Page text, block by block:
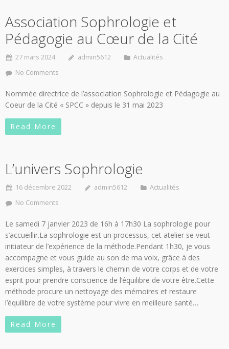
Association Sophrologie et
Pédagogie au Cœur de la Cité
27 mars 2024 admin5612
Actualités
No Comments
Nommée directrice de l’association Sophrologie et Pédagogie au
Coeur de la Cité « SPCC » depuis le 31 mai 2023
Read More
L’univers Sophrologie
16 décembre 2022 admin5612
Actualités
No Comments
Le samedi 7 janvier 2023 de 16h à 17h30 La sophrologie pour
s’accueillir.La sophrologie est un processus, cet atelier se veut
initiateur de l’expérience de la méthode.Pendant 1h30, je vous
accompagne et vous guide au son de ma voix, grâce à des
exercices simples, à travers le chemin de votre corps et de votre
esprit pour prendre conscience de l’équilibre de votre être.Cette
méthode procure un nettoyage des mémoires et restaure
l’équilibre de votre système pour vivre en meilleure santé…
Read More